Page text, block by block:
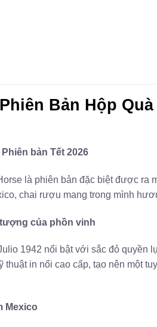
Bản Hộp
bản Tết 2026
là phiên bản đặc biệt được
chai rượu mang trong mình
của phồn vinh
1942 nổi bật với sắc đỏ
thuật in nổi cao cấp, tạo nên một
Mexico